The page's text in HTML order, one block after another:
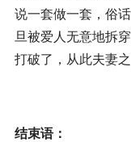
说一套做一套，俗
旦被爱人无意地拆
打破了，从此夫妻
结束语：